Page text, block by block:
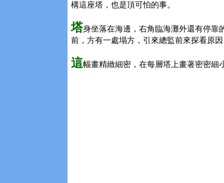
構這座塔，也是頂可怕的事。
塔身坐落在海邊，右角臨海灘外還有停靠
前，方有一處塌方，引來總監前來探看原
這幅畫精緻細密，在每層塔上畫著密密細